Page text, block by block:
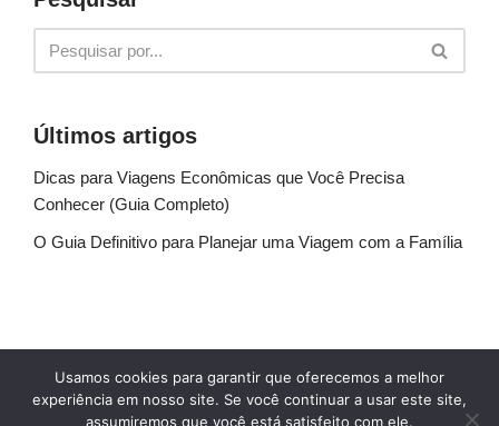
Últimos artigos
Dicas para Viagens Econômicas que Você Precisa
Conhecer (Guia Completo)
O Guia Definitivo para Planejar uma Viagem com a Família
Sobre Nós Fale conosco
Política de Privacidade
Termos de uso
Glossário Blog
Usamos cookies para garantir que oferecemos a melhor
experiência em nosso site. Se você continuar a usar este site,
assumiremos que você está satisfeito com ele.